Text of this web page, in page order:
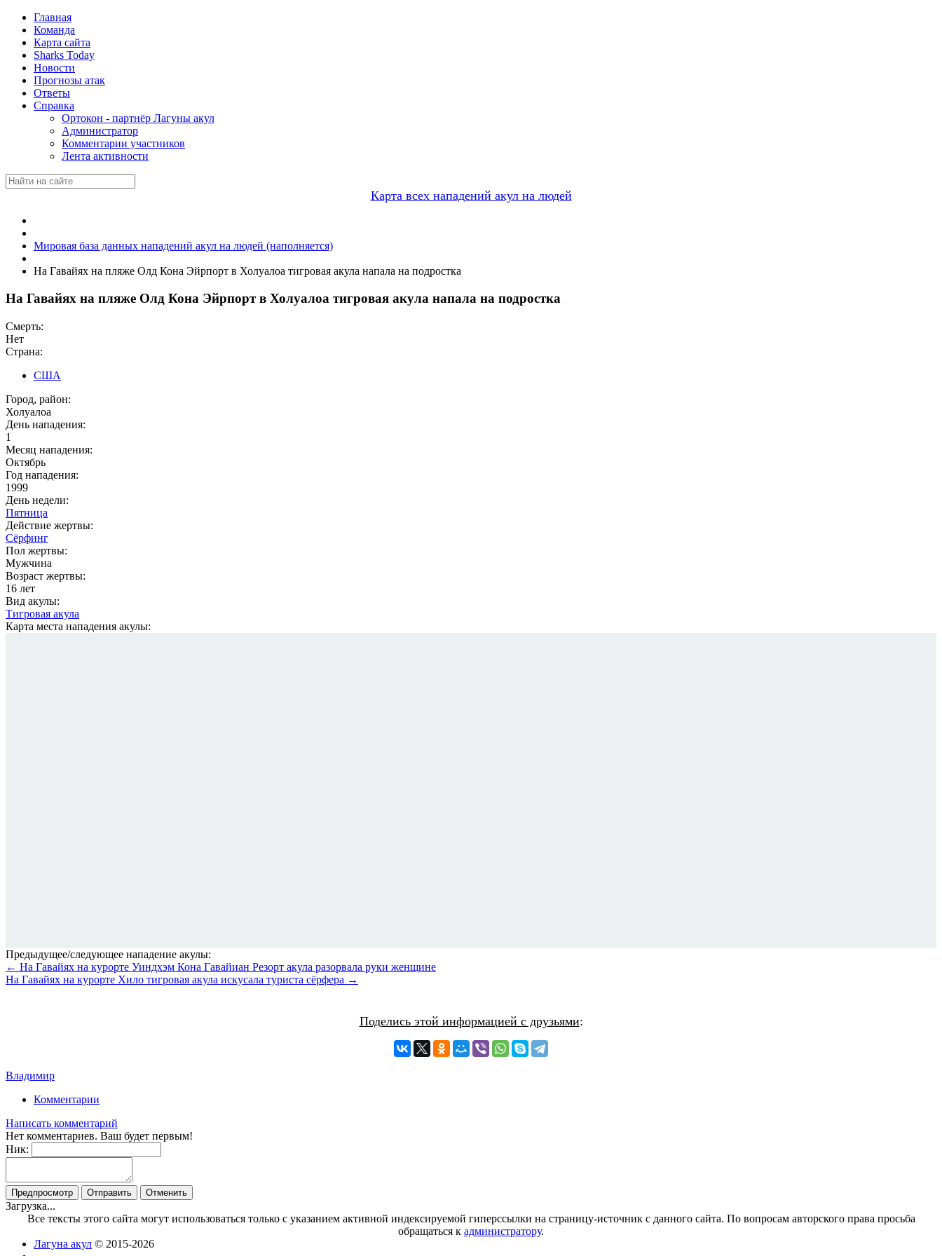
Главная
Команда
Карта сайта
Sharks Today
Новости
Прогнозы атак
Ответы
Справка
Ортокон - партнёр Лагуны акул
Администратор
Комментарии участников
Лента активности
Карта всех нападений акул на людей
Мировая база данных нападений акул на людей (наполняется)
На Гавайях на пляже Олд Кона Эйрпорт в Холуалоа тигровая акула напала на подростка
На Гавайях на пляже Олд Кона Эйрпорт в Холуалоа тигровая акула напала на подростка
Смерть:
Нет
Страна:
США
Город, район:
Холуалоа
День нападения:
1
Месяц нападения:
Октябрь
Год нападения:
1999
День недели:
Пятница
Действие жертвы:
Сёрфинг
Пол жертвы:
Мужчина
Возраст жертвы:
16 лет
Вид акулы:
Тигровая акула
Карта места нападения акулы:
Предыдущее/следующее нападение акулы:
← На Гавайях на курорте Уиндхэм Кона Гавайиан Резорт акула разорвала руки женщине
На Гавайях на курорте Хило тигровая акула искусала туриста сёрфера →
Поделись этой информацией с друзьями:
Владимир
Комментарии
Написать комментарий
Нет комментариев. Ваш будет первым!
Ник:
Загрузка...
Все тексты этого сайта могут использоваться только с указанием активной индексируемой гиперссылки на страницу-источник с данного сайта. По вопросам авторского права просьба
обращаться к администратору.
Лагуна акул © 2015-2026